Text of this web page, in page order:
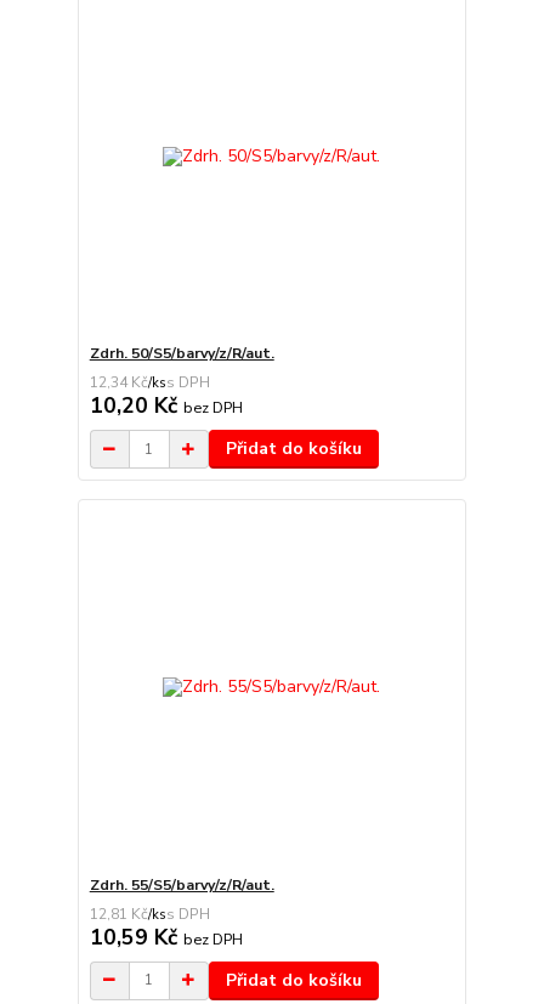
Zdrh. 50/S5/barvy/z/R/aut.
12,34 Kč/ks
10,20 Kč bez DPH
Přidat do košíku
Zdrh. 55/S5/barvy/z/R/aut.
12,81 Kč/ks
10,59 Kč bez DPH
Přidat do košíku